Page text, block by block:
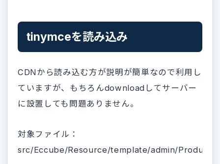
tinymceを読み込み
CDNから読み込む方が説明が簡単なので利用し
ていますが、もちろんdownloadしてサーバー
に設置しても問題ありません。
対象ファイル：
src/Eccube/Resource/template/admin/Product/